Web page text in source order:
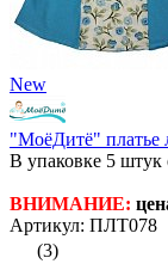
New
"МоёДитё" платье
В упаковке 5 штук
ВНИМАНИЕ:
Артикул: ПЛТ078
(3)